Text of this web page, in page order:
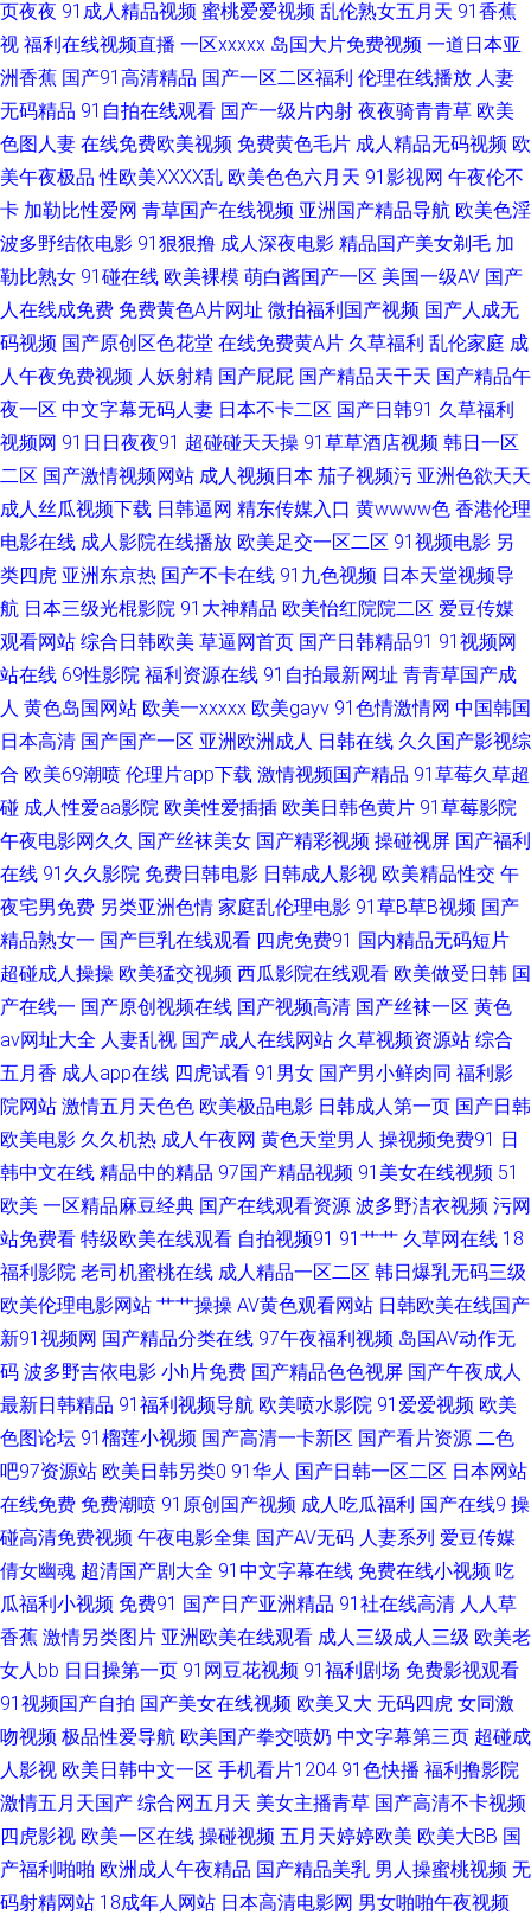
在线链接 91黄色看片 黑丝美女 少妇26p 91社区免费在线 黑丝无码av 深夜福
利导航 91黄色片网站 国产精品网址 日本黄色高清视频网站 91看精品 国一不
卡乱伦 色五月麻豆婷婷 91蝌蚪人妻九色 久久肏肏 五月天bb激情网 91原创
观频在线观看 久操免费观看 亚洲福利一区二区 欧美人妖系列 婷婷色女网 日
韩免费乱轮网站 中文字幕人妻无码三区 九色91国产 亚洲色天堂五月丁香 ts
伪娘 欧美亚韩国产 91爱豆美女视频 超碰人人妻日 欧美A片网站 91尤物网址
日韩在线97 www男人的天堂 东方Va黑人 伊人大香蕉网 爱爱影院成人l 三级
黄视频在线 91情爱网 国产精品久久网站 日韩色第5页 91网站在线免费下载
久久日精品 性国产精品 av福利国产永久免费 人人肏屄 91国厂视频 国产视频
28p 午夜AV婷婷 91玩在线视频网站 日韩理论在线观看 91碰在线 国产亚洲精
品中文人 婷婷超碰97在线 99热日逼 九九福利资源 99黄色免费视频 中文字
幕日韩精品人妻 传媒二区传媒 久久国产一区 91网站成人 精品综合人妻在线
干 91白丝白虎萝莉 东方aV一男一女 人人操人人乐 91福利 国产成人自拍一
区 香蕉视频三级一区 av福利偷拍的 老司机福利欧美 91操操网站 韩日av在线
中文字幕无码伦区 精品人妻乱码一区二区 91乏力操妹子 亚洲午夜AV电影 亚
洲欧洲成人综合 97资源人妻在线观看 人人干人人操av 91狼友在线播放 日韩
少妇一区二区三区 阿V视频在线观看日韩 日韩一二三五区 五月婷香 91黄色
直播小电影 AV成人伊人 美日老女人BB 亚洲五月天色色 91小仙女思妍 豆花
视频在线网址 日韩综合网址 91黄页字幕网 91n首页 成人午夜在线 91国际在
线 九一黑料在线观看 成人品网站在线观看 色悠悠手机综合 91在线资源福利
站 俺来也去婷婷听听 日韩天堂日日干 91微拍网 免费福利A片导航 91传媒免
费看 国产欧美线熟精 午夜瑟瑟 91资源在线观看 日韩成人在线不卡 91无码精
品蜜桃 乱子伦毛片国产 91官方网站在线观看 国精产品自偷自偷综合 亚洲日
韩成人在线 成人福利午夜无码 亚洲天堂久久色 福利导航岛国 午夜精品久久
99狼友在线视频 欧美资源网 91女神孕妇 九一免费视频 在线观看下载黄 东方
成人性交 深爱激情五月婷婷 91伊人资源站 免费日韩特黄 91豆花视频在线播
放 蜜芽AV影院 91免费精品 欧韩avav 91精品国产久久丝袜 激情啪啪在线观
看91 91爱豆视频在线观看 国产精国产三级国产普 91深夜网站色 欧美日韩亚
洲色色 91天堂在线 人人操夜夜爽 91人妻国产丝袜 麻豆传媒综合在线 91福
利主播 韩国三级A片网址 自拍在线国产区 欧美日韩麻 91视频进入网页 老湿
页夜夜 91成人精品视频 蜜桃爱爱视频 乱伦熟女五月天 91香蕉
视 福利在线视频直播 一区xxxxx 岛国大片免费视频 一道日本亚
洲香蕉 国产91高清精品 国产一区二区福利 伦理在线播放 人妻
无码精品 91自拍在线观看 国产一级片内射 夜夜骑青青草 欧美
色图人妻 在线免费欧美视频 免费黄色毛片 成人精品无码视频 欧
美午夜极品 性欧美ⅩⅩⅩⅩ乱 欧美色色六月天 91影视网 午夜伦不
卡 加勒比性爱网 青草国产在线视频 亚洲国产精品导航 欧美色淫
波多野结依电影 91狠狠撸 成人深夜电影 精品国产美女剃毛 加
勒比熟女 91碰在线 欧美裸模 萌白酱国产一区 美国一级AV 国产
人在线成免费 免费黄色A片网址 微拍福利国产视频 国产人成无
码视频 国产原创区色花堂 在线免费黄A片 久草福利 乱伦家庭 成
人午夜免费视频 人妖射精 国产屁屁 国产精品天干天 国产精品午
夜一区 中文字幕无码人妻 日本不卡二区 国产日韩91 久草福利
视频网 91日日夜夜91 超碰碰天天操 91草草酒店视频 韩日一区
二区 国产激情视频网站 成人视频日本 茄子视频污 亚洲色欲天天
成人丝瓜视频下载 日韩逼网 精东传媒入口 黄wwww色 香港伦理
电影在线 成人影院在线播放 欧美足交一区二区 91视频电影 另
类四虎 亚洲东京热 国产不卡在线 91九色视频 日本天堂视频导
航 日本三级光棍影院 91大神精品 欧美怡红院院二区 爱豆传媒
观看网站 综合日韩欧美 草逼网首页 国产日韩精品91 91视频网
站在线 69性影院 福利资源在线 91自拍最新网址 青青草国产成
人 黄色岛国网站 欧美一xxxxx 欧美gayv 91色情激情网 中国韩国
日本高清 国产国产一区 亚洲欧洲成人 日韩在线 久久国产影视综
合 欧美69潮喷 伦理片app下载 激情视频国产精品 91草莓久草超
碰 成人性爱aa影院 欧美性爱插插 欧美日韩色黄片 91草莓影院
午夜电影网久久 国产丝袜美女 国产精彩视频 操碰视屏 国产福利
在线 91久久影院 免费日韩电影 日韩成人影视 欧美精品性交 午
夜宅男免费 另类亚洲色情 家庭乱伦理电影 91草B草B视频 国产
精品熟女一 国产巨乳在线观看 四虎免费91 国内精品无码短片
超碰成人操操 欧美猛交视频 西瓜影院在线观看 欧美做受日韩 国
产在线一 国产原创视频在线 国产视频高清 国产丝袜一区 黄色
av网址大全 人妻乱视 国产成人在线网站 久草视频资源站 综合
五月香 成人app在线 四虎试看 91男女 国产男小鲜肉同 福利影
院网站 激情五月天色色 欧美极品电影 日韩成人第一页 国产日韩
欧美电影 久久机热 成人午夜网 黄色天堂男人 操视频免费91 日
韩中文在线 精品中的精品 97国产精品视频 91美女在线视频 51
欧美 一区精品麻豆经典 国产在线观看资源 波多野洁衣视频 污网
站免费看 特级欧美在线观看 自拍视频91 91艹艹 久草网在线 18
福利影院 老司机蜜桃在线 成人精品一区二区 韩日爆乳无码三级
欧美伦理电影网站 艹艹操操 AV黄色观看网站 日韩欧美在线国产
新91视频网 国产精品分类在线 97午夜福利视频 岛国AV动作无
码 波多野吉依电影 小h片免费 国产精品色色视屏 国产午夜成人
最新日韩精品 91福利视频导航 欧美喷水影院 91爱爱视频 欧美
色图论坛 91榴莲小视频 国产高清一卡新区 国产看片资源 二色
吧97资源站 欧美日韩另类0 91华人 国产日韩一区二区 日本网站
在线免费 免费潮喷 91原创国产视频 成人吃瓜福利 国产在线9 操
碰高清免费视频 午夜电影全集 国产AV无码 人妻系列 爱豆传媒
倩女幽魂 超清国产剧大全 91中文字幕在线 免费在线小视频 吃
瓜福利小视频 免费91 国产日产亚洲精品 91社在线高清 人人草
香蕉 激情另类图片 亚洲欧美在线观看 成人三级成人三级 欧美老
女人bb 日日操第一页 91网豆花视频 91福利剧场 免费影视观看
91视频国产自拍 国产美女在线视频 欧美又大 无码四虎 女同激
吻视频 极品性爱导航 欧美国产拳交喷奶 中文字幕第三页 超碰成
人影视 欧美日韩中文一区 手机看片1204 91色快播 福利撸影院
激情五月天国产 综合网五月天 美女主播青草 国产高清不卡视频
四虎影视 欧美一区在线 操碰视频 五月天婷婷欧美 欧美大BB 国
产福利啪啪 欧洲成人午夜精品 国产精品美乳 男人操蜜桃视频 无
码射精网站 18成年人网站 日本高清电影网 男女啪啪午夜视频